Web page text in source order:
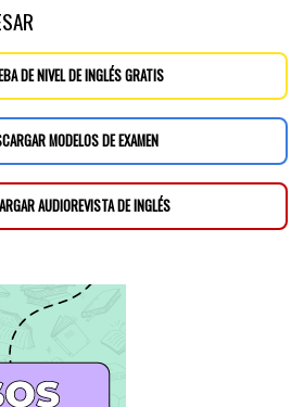
DE NIVEL DE INGLÉS GRATIS
MODELOS DE EXAMEN
AUDIOREVISTA DE INGLÉS